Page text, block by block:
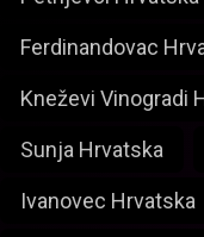
Ferdinandovac
Kneževi Vinogradi
Sunja Hrvatska
Ivanovec Hrvatska